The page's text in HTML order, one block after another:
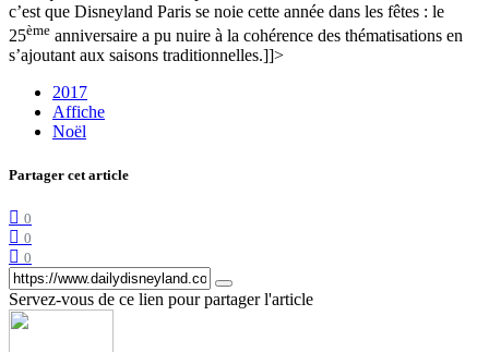
c’est que Disneyland Paris se noie cette année dans les fêtes : le
25ème anniversaire a pu nuire à la cohérence des thématisations en
s’ajoutant aux saisons traditionnelles.]]>
2017
Affiche
Noël
Partager cet article
0
0
0
Servez-vous de ce lien pour partager l'article